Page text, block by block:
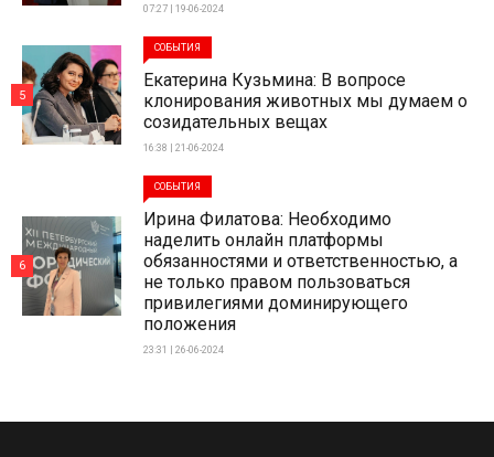
07:27 | 19-06-2024
СОБЫТИЯ
Екатерина Кузьмина: В вопросе
клонирования животных мы думаем о
созидательных вещах
16:38 | 21-06-2024
5
СОБЫТИЯ
Ирина Филатова: Необходимо
наделить онлайн платформы
обязанностями и ответственностью, а
не только правом пользоваться
привилегиями доминирующего
положения
23:31 | 26-06-2024
6